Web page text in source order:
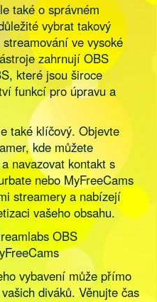
také o správném
vybrat takový
ve vysoké
zahrnují OBS
které jsou široce
funkcí pro úpravu a
také klíčový. Objevte
kde můžete
navazovat kontakt s
nebo MyFreeCams
streamery a nabízejí
vašeho obsahu.
OBS
vybavení může přímo
diváků. Věnujte čas